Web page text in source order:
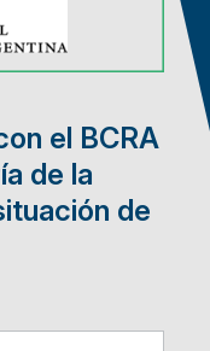
el BCRA
de la
de